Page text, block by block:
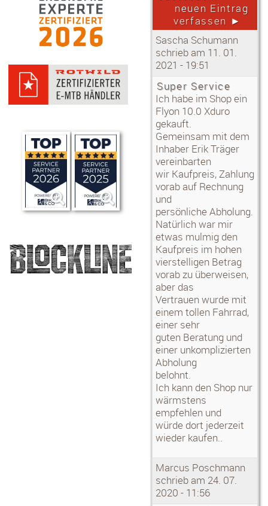
neuen Eintrag
verfassen ►
Sascha Schumann
schrieb am 11. 01.
2021 - 19:51
Super Service
Ich habe im Shop ein
Flyon 10.0 Xduro
gekauft.
Gemeinsam mit dem
Inhaber Erik Träger
vereinbarten
wir Kaufpreis, Zahlung
vorab auf Rechnung
und
persönliche Abholung.
Natürlich war mir
etwas mulmig den
Kaufpreis im hohen
vierstelligen Betrag
vorab zu überweisen,
aber das
Vertrauen wurde mit
einem tollen Fahrrad,
einer sehr
guten Beratung und
einer unkomplizierten
Abholung
belohnt.
Ich kann den Shop nur
wärmstens
empfehlen und
würde dort jederzeit
wieder kaufen..
Marcus Poschmann
schrieb am 24. 07.
2020 - 11:56